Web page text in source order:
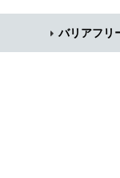
バリアフリ